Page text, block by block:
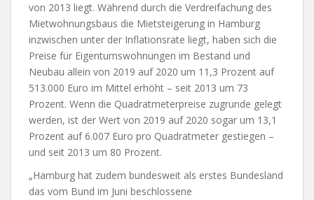
von 2013 liegt. Während durch die Verdreifachung des
Mietwohnungsbaus die Mietsteigerung in Hamburg
inzwischen unter der Inflationsrate liegt, haben sich die
Preise für Eigentumswohnungen im Bestand und
Neubau allein von 2019 auf 2020 um 11,3 Prozent auf
513.000 Euro im Mittel erhöht – seit 2013 um 73
Prozent. Wenn die Quadratmeterpreise zugrunde gelegt
werden, ist der Wert von 2019 auf 2020 sogar um 13,1
Prozent auf 6.007 Euro pro Quadratmeter gestiegen –
und seit 2013 um 80 Prozent.
„Hamburg hat zudem bundesweit als erstes Bundesland
das vom Bund im Juni beschlossene